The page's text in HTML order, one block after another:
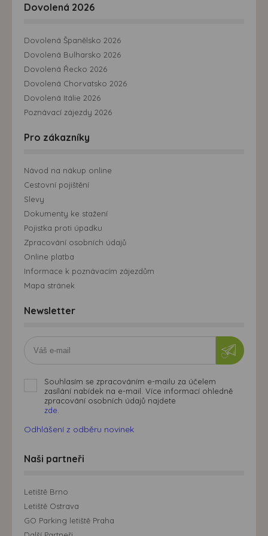
Dovolená 2026
Dovolená Španělsko 2026
Dovolená Bulharsko 2026
Dovolená Řecko 2026
Dovolená Chorvatsko 2026
Dovolená Itálie 2026
Poznávací zájezdy 2026
Pro zákazníky
Návod na nákup online
Cestovní pojištění
Slevy
Dokumenty ke stažení
Pojistka proti úpadku
Zpracování osobních údajů
Online platba
Informace k poznávacím zájezdům
Mapa stránek
Newsletter
Souhlasím se zpracováním e-mailu za účelem
zasílání nabídek na e-mail. Více informací ohledně
zpracování osobních údajů najdete
zde.
Odhlášení z odběru novinek
Naši partneři
Letiště Brno
Letiště Ostrava
GO Parking letiště Praha